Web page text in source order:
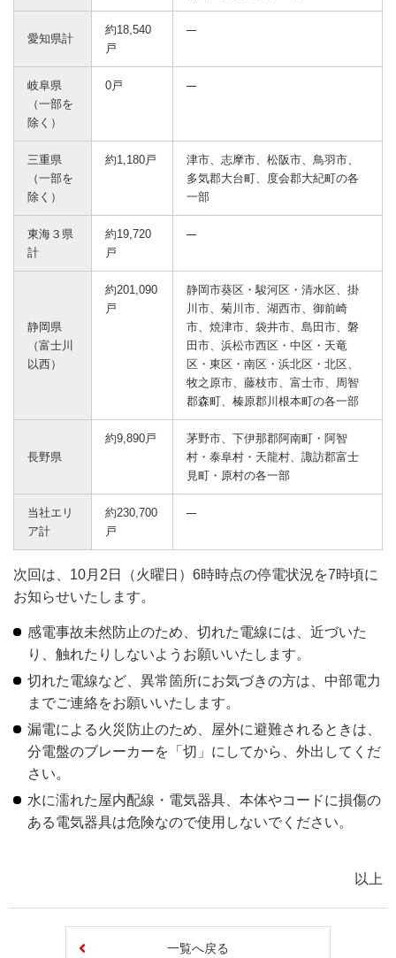
愛知県計
約18,540
戸
岐阜県
（一部を
除く）
0戸
三重県
（一部を
除く）
約1,180戸
津市、志摩市、松阪市、鳥羽市、
多気郡大台町、度会郡大紀町の各
一部
東海３県
計
約19,720
戸
静岡県
（富士川
以西）
約201,090
戸
静岡市葵区・駿河区・清水区、掛
川市、菊川市、湖西市、御前崎
市、焼津市、袋井市、島田市、磐
田市、浜松市西区・中区・天竜
区・東区・南区・浜北区・北区、
牧之原市、藤枝市、富士市、周智
郡森町、榛原郡川根本町の各一部
長野県
約9,890戸
茅野市、下伊那郡阿南町・阿智
村・泰阜村・天龍村、諏訪郡富士
見町・原村の各一部
当社エリ
ア計
約230,700
戸
次回は、10月2日（火曜日）6時時点の停電状況を7時頃に
お知らせいたします。
感電事故未然防止のため、切れた電線には、近づいた
り、触れたりしないようお願いいたします。
切れた電線など、異常箇所にお気づきの方は、中部電力
までご連絡をお願いいたします。
漏電による火災防止のため、屋外に避難されるときは、
分電盤のブレーカーを「切」にしてから、外出してくだ
さい。
水に濡れた屋内配線・電気器具、本体やコードに損傷の
ある電気器具は危険なので使用しないでください。
以上
一覧へ戻る